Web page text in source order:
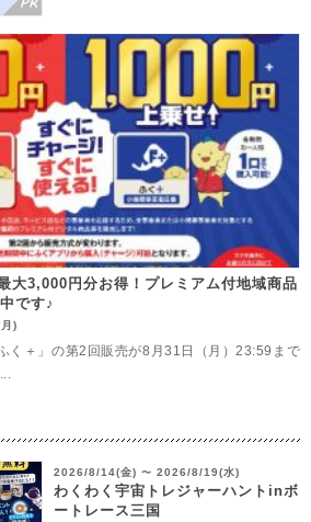
大3,000円分お得！プレミアム付地域商品
です♪
)
く＋」の第2回販売が8月31日（月）23:59まで
2026/8/14(金) 〜 2026/8/19(水)
わくわく宇宙トレジャーハントinボ
ートレース三国